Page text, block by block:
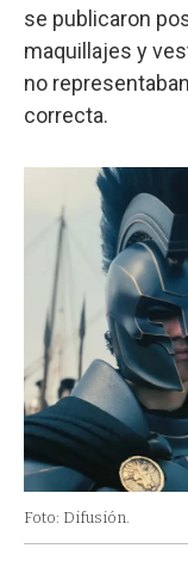
se publicaron
maquillajes y
no
correcta.
Foto: Difusión.